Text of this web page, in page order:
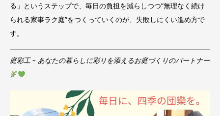
る」というステップで、毎日の負担を減らしつつ”無理なく続け
られる家事ラク庭”をつくっていくのが、失敗しにくい進め方で
す。
庭彩工 – あなたの暮らしに彩りを添えるお庭づくりのパートナー